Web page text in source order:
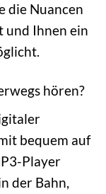
die Nuancen
und Ihnen ein
hören?
bequem auf
Player
der Bahn,